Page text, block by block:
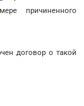
причиненного
договор о такой